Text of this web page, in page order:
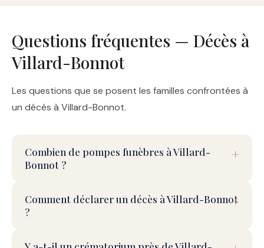
Questions fréquentes — Décès à
Villard-Bonnot
Les questions que se posent les familles confrontées à
un décès à Villard-Bonnot.
Combien de pompes funèbres à Villard-
Bonnot ?
Comment déclarer un décès à Villard-Bonnot
?